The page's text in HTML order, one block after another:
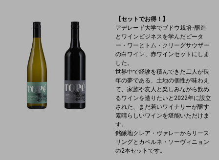
【セットでお得！】
アデレード大学でブドウ栽培･醸造
とワインビジネスを学んだピータ
ー・ワーとトム・クリーグサウザー
の白ワイン、赤ワインセットにしま
した。
世界中で経験を積んできた二人が長
年の夢である、土地の個性が味わえ
て、家族や友人と楽しみながら飲め
るワインを造りたいと2022年に設立
された、まだ若いワイナリーが醸す
素晴らしいワインを堪能いただけま
す。
銘醸地クレア・ヴァレーからリース
リングとカベルネ・ソーヴィニョン
の2本セットです。